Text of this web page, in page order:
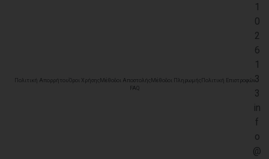
Πολιτική ΑπορρήτουΌροι Χρήσης Μέθοδοι Αποστολής Μέθοδοι Πληρωμής Πολιτική Επιστροφών
FAQ
1
0
2
6
1
3
3
in
f
o
@